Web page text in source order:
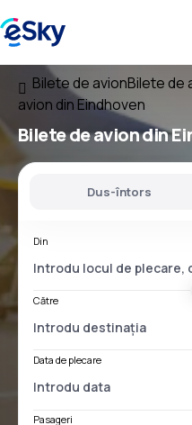
Bilete de avionBilete de
avion din Eindhoven
Bilete de aviondin
Dus-întors
Din
Către
Data de plecare
Pasageri